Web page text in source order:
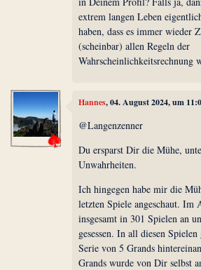
extrem langen Leben
haben, dass es immer wieder
(scheinbar) allen Regeln der
Wahrscheinlichkeitsrechnung
Hannes, 04. August 2024, um
@Langenzenner
Du ersparst Dir die Mühe,
Unwahrheiten.
Ich hingegen habe mir die
letzten Spiele angeschaut. Im
insgesamt in 301 Spielen an
gesessen. In all diesen
Serie von 5 Grands
Grands wurde von Dir selbst